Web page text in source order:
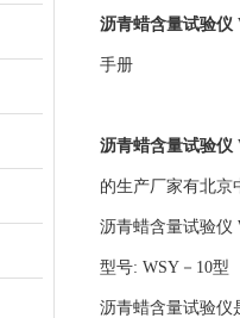
沥青蜡含量试验仪
手册
沥青蜡含量试验仪
的生产厂家有北京
沥青蜡含量试验仪
型号: WSY－10型
沥青蜡含量试验仪